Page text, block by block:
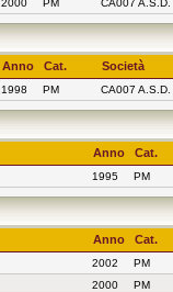
2000 PM CA007
Anno Cat. Società
1998 PM CA007
Anno Cat.
1995 PM
Anno Cat.
2002
PM
2000
PM